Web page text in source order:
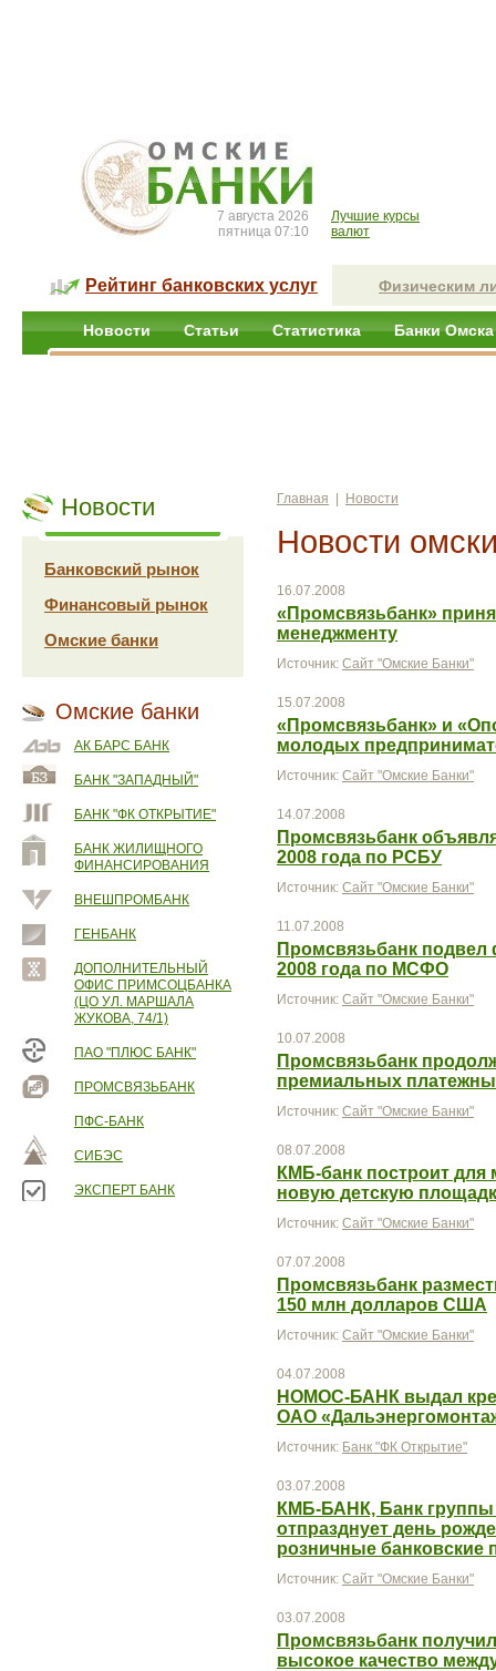
7 августа 2026
пятница 07:10
Лучшие курсы
валют
Рейтинг банковских услуг Физическим
Новости Статьи Статистика Банки Омска
Новости
Банковский рынок
Финансовый рынок
Омские банки
Омские банки
АК БАРС БАНК
БАНК "ЗАПАДНЫЙ"
БАНК "ФК ОТКРЫТИЕ"
БАНК ЖИЛИЩНОГО
ФИНАНСИРОВАНИЯ
ВНЕШПРОМБАНК
ГЕНБАНК
ДОПОЛНИТЕЛЬНЫЙ
ОФИС ПРИМСОЦБАНКА
(ЦО УЛ. МАРШАЛА
ЖУКОВА, 74/1)
ПАО "ПЛЮС БАНК"
ПРОМСВЯЗЬБАНК
ПФС-БАНК
СИБЭС
ЭКСПЕРТ БАНК
Главная Новости
Новости
16.07.2008
«Промсвязьбанк»
менеджменту
Источник: Сайт "Омские Банки"
15.07.2008
«Промсвязьбанк» и
молодых
Источник: Сайт "Омские Банки"
14.07.2008
Промсвязьбанк
2008 года по РСБУ
Источник: Сайт "Омские Банки"
11.07.2008
Промсвязьбанк подвел
2008 года по МСФО
Источник: Сайт "Омские Банки"
10.07.2008
Промсвязьбанк
премиальных
Источник: Сайт "Омские Банки"
08.07.2008
КМБ-банк построит для
новую детскую
Источник: Сайт "Омские Банки"
07.07.2008
Промсвязьбанк
150 млн долларов США
Источник: Сайт "Омские Банки"
04.07.2008
НОМОС-БАНК выдал
ОАО
Источник: Банк "ФК Открытие"
03.07.2008
КМБ-БАНК, Банк группы
отпразднует день
розничные банковские
Источник: Сайт "Омские Банки"
03.07.2008
Промсвязьбанк
высокое качество